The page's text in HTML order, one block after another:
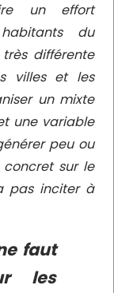
un effort
du
très différente
villes et les
un mixte
une variable
peu ou
concret sur le
pas inciter à
faut
les